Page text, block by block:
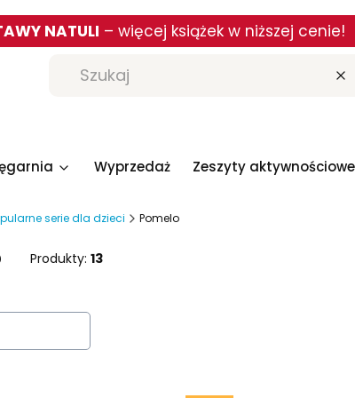
NATULI – więcej książek w niższej cenie!
Wyprzedaż Zeszyty aktywnościowe
serie dla dzieci Pomelo
Produkty: 13